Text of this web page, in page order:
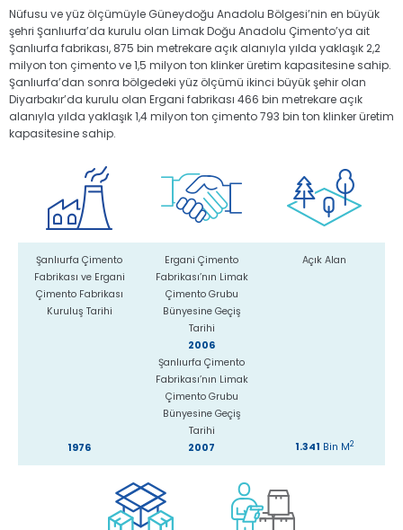
Nüfusu ve yüz ölçümüyle Güneydoğu Anadolu Bölgesi’nin en büyük
şehri Şanlıurfa’da kurulu olan Limak Doğu Anadolu Çimento’ya ait
Şanlıurfa fabrikası, 875 bin metrekare açık alanıyla yılda yaklaşık 2,2
milyon ton çimento ve 1,5 milyon ton klinker üretim kapasitesine sahip.
Şanlıurfa’dan sonra bölgedeki yüz ölçümü ikinci büyük şehir olan
Diyarbakır’da kurulu olan Ergani fabrikası 466 bin metrekare açık
alanıyla yılda yaklaşık 1,4 milyon ton çimento 793 bin ton klinker üretim
kapasitesine sahip.
Şanlıurfa Çimento
Fabrikası ve Ergani
Çimento Fabrikası
Kuruluş Tarihi
1976
Ergani Çimento
Fabrikası’nın Limak
Çimento Grubu
Bünyesine Geçiş
Tarihi
2006
Şanlıurfa Çimento
Fabrikası’nın Limak
Çimento Grubu
Bünyesine Geçiş
Tarihi
2007
Açık Alan
1.341 Bin M2